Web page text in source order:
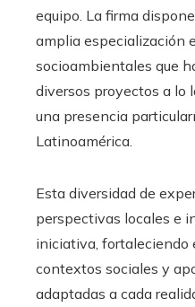
equipo. La firma
amplia especialización
socioambientales que
diversos proyectos a lo
una presencia
Latinoamérica.
Esta diversidad de
perspectivas locales e
iniciativa, fortaleciendo
contextos sociales y
adaptadas a cada